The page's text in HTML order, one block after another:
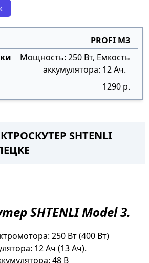
PROFI M3
Мощность: 250 Вт, Емкость
аккумулятора: 12 Ач.
1290 р.
SHTENLI
SHTENLI Model 3.
250 Вт (400 Вт)
12 Ач (13 Ач).
48 В